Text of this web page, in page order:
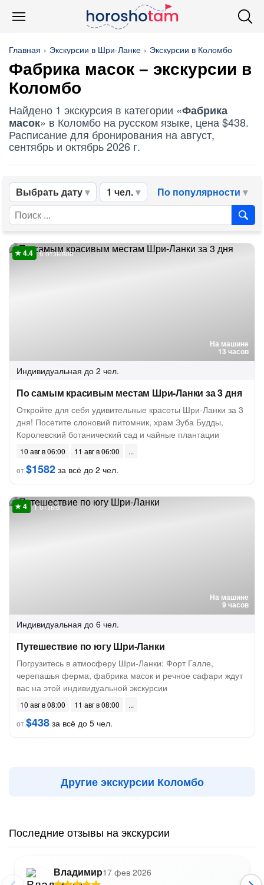
Главная Экскурсии в Шри-Ланке Экскурсии в Коломбо
Фабрика масок – экскурсии в
Коломбо
Найдено 1 экскурсия в категории «Фабрика
масок» в Коломбо на русском языке, цена $438.
Расписание для бронирования на август,
сентябрь и октябрь 2026 г.
Выбрать дату 1 чел. По популярности
На машине
13 часов
6 отзывов
Индивидуальная до 2 чел.
По самым красивым местам Шри-Ланки за 3 дня
Откройте для себя удивительные красоты Шри-Ланки за 3
дня! Посетите слоновий питомник, храм Зуба Будды,
Королевский ботанический сад и чайные плантации
10 авг в 06:00
11 авг в 06:00
от$1582 за всё до 2 чел.
На машине
9 часов
1 отзыв
Индивидуальная до 6 чел.
Путешествие по югу Шри-Ланки
Погрузитесь в атмосферу Шри-Ланки: Форт Галле,
черепашья ферма, фабрика масок и речное сафари ждут
вас на этой индивидуальной экскурсии
10 авг в 08:00
11 авг в 08:00
от$438 за всё до 5 чел.
Другие экскурсии Коломбо
Последние отзывы на экскурсии
Владимир17 фев 2026